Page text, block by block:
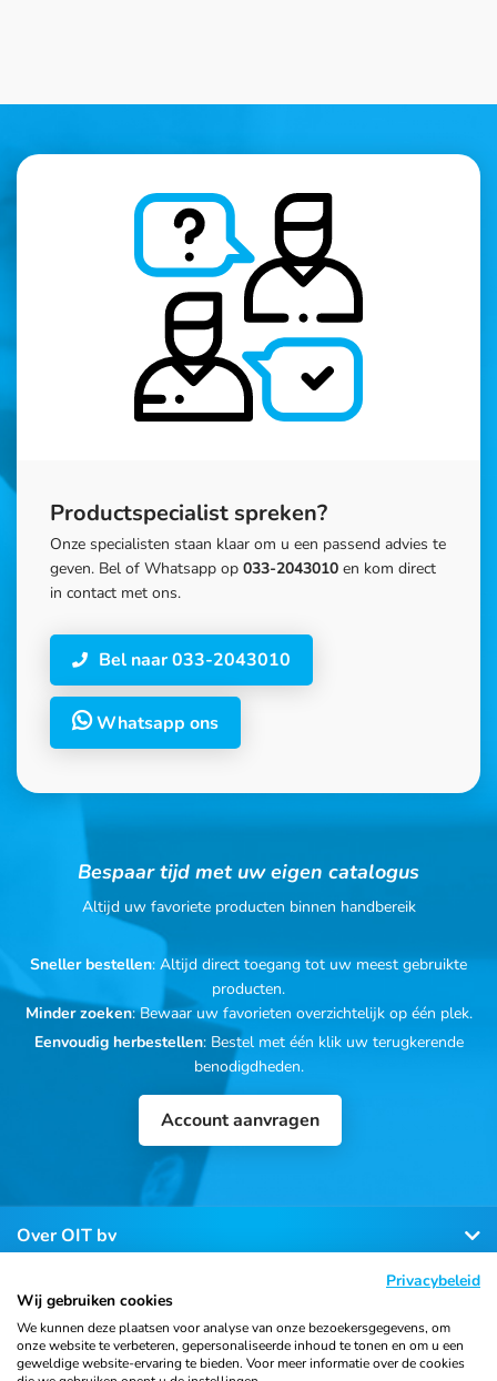
Productspecialist spreken?
Onze specialisten staan klaar om u een passend advies te
geven. Bel of Whatsapp op 033-2043010 en kom direct
in contact met ons.
Bel naar 033-2043010
Whatsapp ons
Bespaar tijd met uw eigen catalogus
Altijd uw favoriete producten binnen handbereik
Sneller bestellen: Altijd direct toegang tot uw meest gebruikte
producten.
Minder zoeken: Bewaar uw favorieten overzichtelijk op één plek.
Eenvoudig herbestellen: Bestel met één klik uw terugkerende
benodigdheden.
Account aanvragen
Over OIT bv
Klantenservice
Contact
Privacybeleid
Wij gebruiken cookies
We kunnen deze plaatsen voor analyse van onze bezoekersgegevens, om
onze website te verbeteren, gepersonaliseerde inhoud te tonen en om u een
geweldige website-ervaring te bieden. Voor meer informatie over de cookies